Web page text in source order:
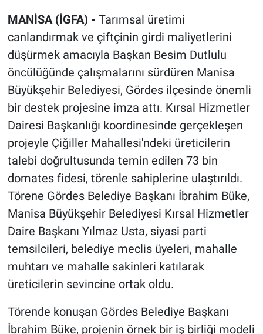
MANİSA (İGFA) - Tarımsal üretimi
canlandırmak ve çiftçinin girdi maliyetlerini
düşürmek amacıyla Başkan Besim Dutlulu
öncülüğünde çalışmalarını sürdüren Manisa
Büyükşehir Belediyesi, Gördes ilçesinde önemli
bir destek projesine imza attı. Kırsal Hizmetler
Dairesi Başkanlığı koordinesinde gerçekleşen
projeyle Çiğiller Mahallesi'ndeki üreticilerin
talebi doğrultusunda temin edilen 73 bin
domates fidesi, törenle sahiplerine ulaştırıldı.
Törene Gördes Belediye Başkanı İbrahim Büke,
Manisa Büyükşehir Belediyesi Kırsal Hizmetler
Daire Başkanı Yılmaz Usta, siyasi parti
temsilcileri, belediye meclis üyeleri, mahalle
muhtarı ve mahalle sakinleri katılarak
üreticilerin sevincine ortak oldu.
Törende konuşan Gördes Belediye Başkanı
İbrahim Büke, projenin örnek bir iş birliği modeli